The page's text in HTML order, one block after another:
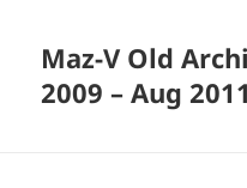
Maz-V Old
2009 – Aug 2011